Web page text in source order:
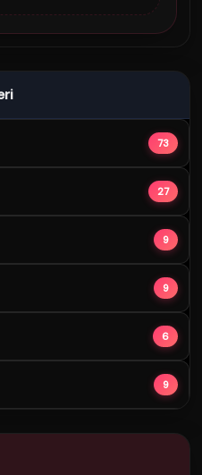
73
27
9
9
6
9